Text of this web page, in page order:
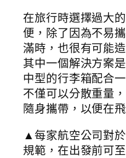
在旅行時選擇過大
便，除了因為不易
滿時，也很有可能
其中一個解決方案
中型的行李箱配合
不僅可以分散重量
隨身攜帶，以便在
▲每家航空公司對
規範，在出發前可